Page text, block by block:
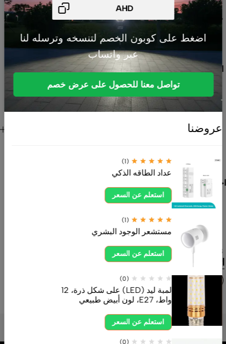
اضغط على كوبون الخصم لتنسخه وترسله لنا
عبر واتساب
تواصل معنا للحصول على عرض خصم
عروضنا
(1)
عداد الطاقه الذكي
استعلم عن السعر
(1)
مستشعر الوجود البشري
استعلم عن السعر
(0)
لمبة ليد (LED) على شكل ذرة، 12
واط، E27، لون أبيض طبيعي
استعلم عن السعر
(0)
متخصصة في
حلول السمارت
هوم، أنظمة
الطاقة
الشمسية،
الإضاءة الداخلية
المنتجات
المستشعرات
منتجات عالية
الجودة تلبي
احتياجات المنازل
والمشاريع
بأفضل الأسعار
ahdksa.com
0554605558
اتصل بنا الآن